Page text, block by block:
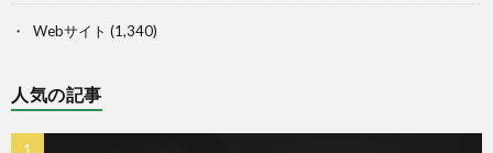
Webサイト (1,340)
人気の記事